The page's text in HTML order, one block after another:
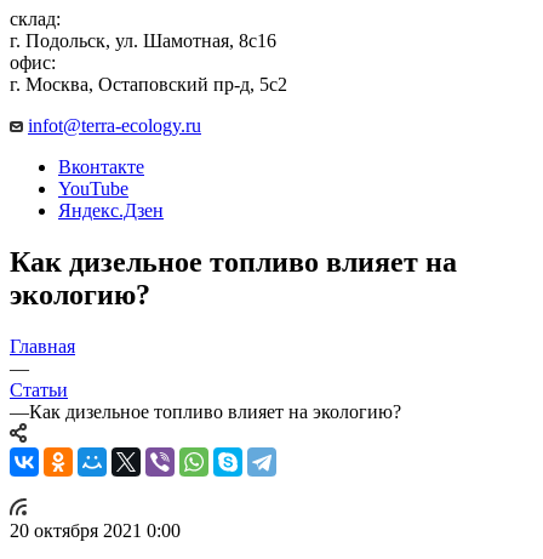
склад:
г. Подольск, ул. Шамотная, 8с16
офис:
г. Москва, Остаповский пр-д, 5с2
infot@terra-ecology.ru
Вконтакте
YouTube
Яндекс.Дзен
Как дизельное топливо влияет на
экологию?
Главная
—
Статьи
—Как дизельное топливо влияет на экологию?
20 октября 2021 0:00